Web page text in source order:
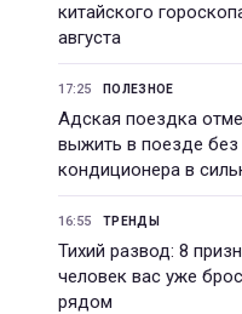
китайского
августа
17:25 ПОЛЕЗНОЕ
Адская поездка
выжить в поезде без
кондиционера в
16:55 ТРЕНДЫ
Тихий развод: 8
человек вас уже
рядом